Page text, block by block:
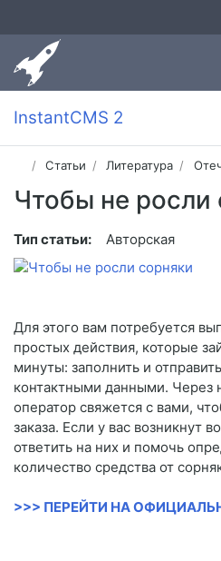
InstantCMS 2
Статьи Литература
Чтобы не росли
Тип статьи: Авторская
Для этого вам потребуется
простых действия, которые
минуты: заполнить и
контактными данными. Через
оператор свяжется с вами,
заказа. Если у вас возникнут
ответить на них и помочь
количество средства от
>>> ПЕРЕЙТИ НА